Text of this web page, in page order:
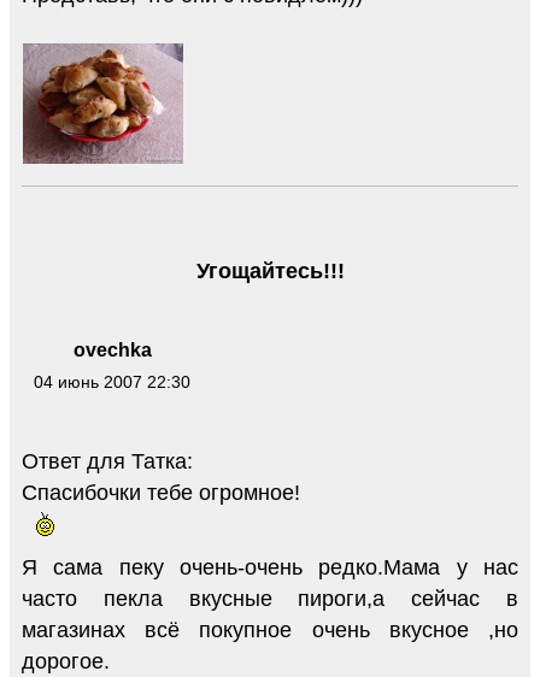
ovechka
04 июнь 2007 22:30
Угощайтесь!!!
Ответ для Татка:
Спасибочки тебе огромное!
Я сама пеку очень-очень редко.Мама у нас
часто пекла вкусные пироги,а сейчас в
магазинах всё покупное очень вкусное ,но
дорогое.